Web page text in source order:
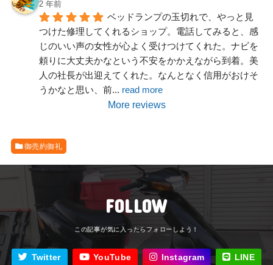
2 年前
ベッドランプの玉切れで、やっと見
つけた修理してくれるショップ。電話してみると、感
じのいい声の女性が心よく受けつけてくれた。ナビを
頼りに大丈夫かなという不安をかかえながら到着。美
人の社長が出迎えてくれた。なんとなく信用がおけそ
うかなと思い、前... read more
More reviews
御売約御礼
FOLLOW
Twitter YouTube Instagram LINE